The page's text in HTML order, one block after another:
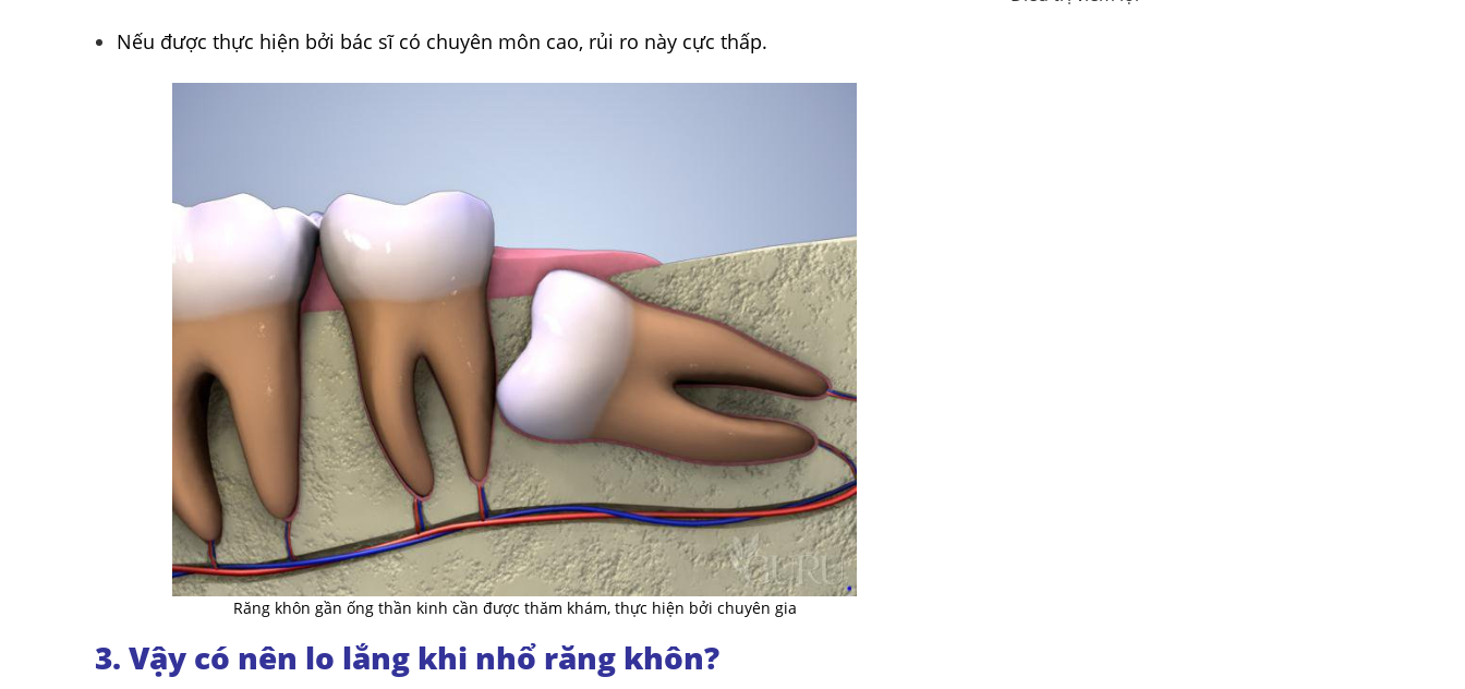
Nếu được thực hiện bởi bác sĩ có chuyên môn cao, rủi ro này cực thấp.
Răng khôn gần ống thần kinh cần được thăm khám, thực hiện bởi chuyên gia
3. Vậy có nên lo lắng khi nhổ răng khôn?